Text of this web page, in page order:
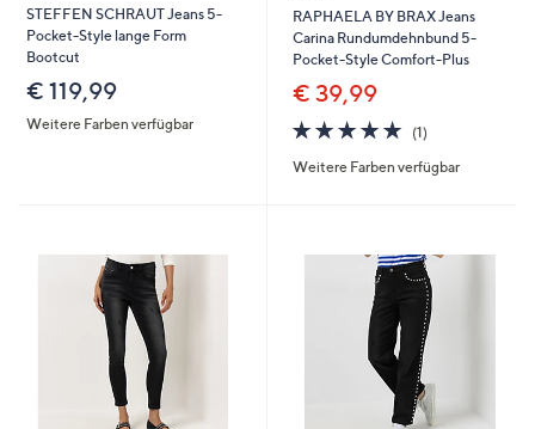
um
diese
STEFFEN SCHRAUT Jeans 5-
Pocket-Style lange Form
Bootcut
€ 119,99
Weitere Farben verfügbar
RAPHAELA BY BRAX Jeans
Carina Rundumdehnbund 5-
Pocket-Style Comfort-Plus
€ 39,99
5.0
von
5
(1)1
Weitere Farben verfügbar